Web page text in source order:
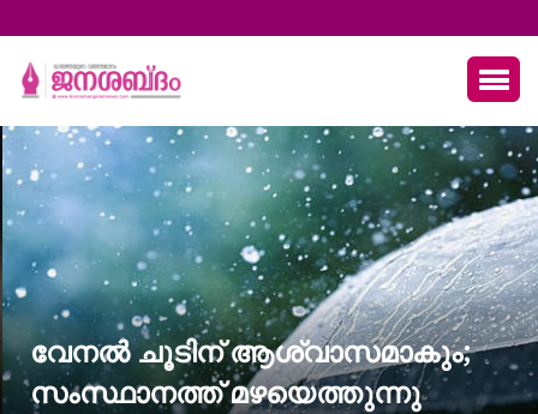
വേനൽ ചൂടിന് ആശ്വാസമാകും;
സംസ്ഥാനത്ത് മഴയെത്തുന്നു